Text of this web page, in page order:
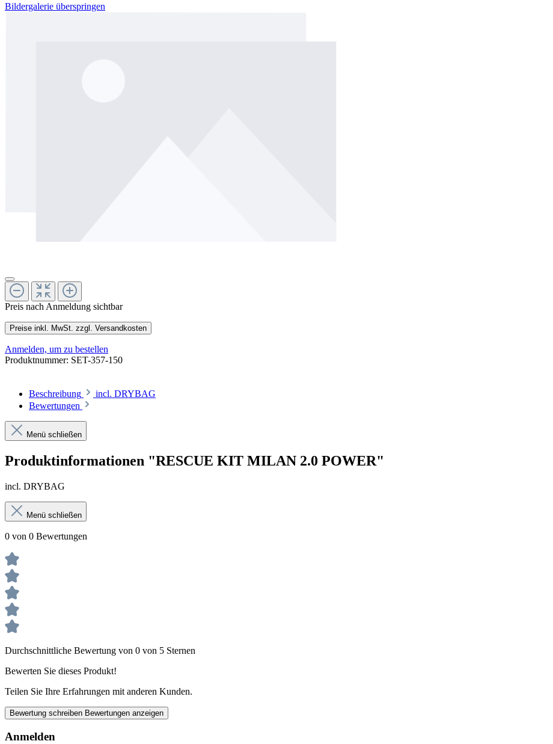
Bildergalerie überspringen
Preis nach Anmeldung sichtbar
Preise inkl. MwSt. zzgl. Versandkosten
Anmelden, um zu bestellen
Produktnummer: SET-357-150
Beschreibung
incl. DRYBAG
Bewertungen
Menü schließen
Produktinformationen "RESCUE KIT MILAN 2.0 POWER"
incl. DRYBAG
Menü schließen
0 von 0 Bewertungen
Durchschnittliche Bewertung von 0 von 5 Sternen
Bewerten Sie dieses Produkt!
Teilen Sie Ihre Erfahrungen mit anderen Kunden.
Bewertung schreiben Bewertungen anzeigen
Anmelden